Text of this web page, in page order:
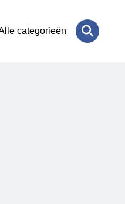
categorieën